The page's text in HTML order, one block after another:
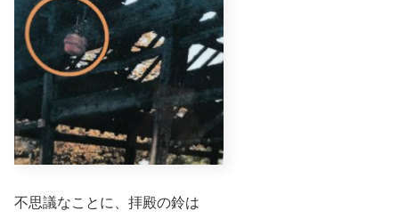
不思議なことに、拝殿の鈴は